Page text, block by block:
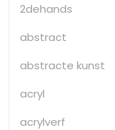
2dehands
abstract
abstracte kunst
acryl
acrylverf